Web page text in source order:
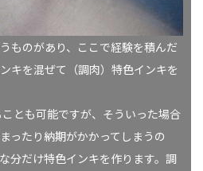
ものがあり、ここで経験を積んだ
キを混ぜて（調肉）特色インキを
とも可能ですが、そういった場合
ったり納期がかかってしまうの
分だけ特色インキを作ります。調